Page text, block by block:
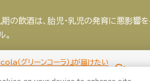
（グリーンコーラ）』が届けたい
ール お酒との付き合い方 ウイスキー 大
の飲酒は、胎児・乳児の発育に悪影響を
。